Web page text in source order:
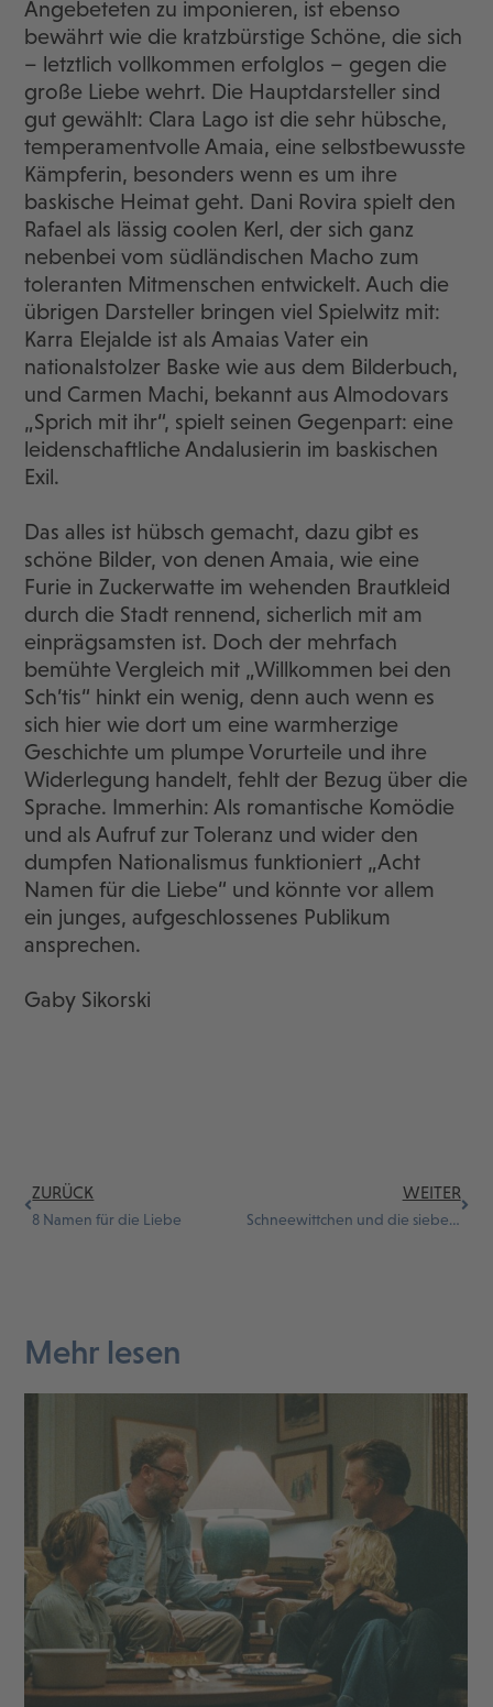
Angebeteten zu imponieren, ist ebenso
bewährt wie die kratzbürstige Schöne, die sich
– letztlich vollkommen erfolglos – gegen die
große Liebe wehrt. Die Hauptdarsteller sind
gut gewählt: Clara Lago ist die sehr hübsche,
temperamentvolle Amaia, eine selbstbewusste
Kämpferin, besonders wenn es um ihre
baskische Heimat geht. Dani Rovira spielt den
Rafael als lässig coolen Kerl, der sich ganz
nebenbei vom südländischen Macho zum
toleranten Mitmenschen entwickelt. Auch die
übrigen Darsteller bringen viel Spielwitz mit:
Karra Elejalde ist als Amaias Vater ein
nationalstolzer Baske wie aus dem Bilderbuch,
und Carmen Machi, bekannt aus Almodovars
„Sprich mit ihr“, spielt seinen Gegenpart: eine
leidenschaftliche Andalusierin im baskischen
Exil.
Das alles ist hübsch gemacht, dazu gibt es
schöne Bilder, von denen Amaia, wie eine
Furie in Zuckerwatte im wehenden Brautkleid
durch die Stadt rennend, sicherlich mit am
einprägsamsten ist. Doch der mehrfach
bemühte Vergleich mit „Willkommen bei den
Sch’tis“ hinkt ein wenig, denn auch wenn es
sich hier wie dort um eine warmherzige
Geschichte um plumpe Vorurteile und ihre
Widerlegung handelt, fehlt der Bezug über die
Sprache. Immerhin: Als romantische Komödie
und als Aufruf zur Toleranz und wider den
dumpfen Nationalismus funktioniert „Acht
Namen für die Liebe“ und könnte vor allem
ein junges, aufgeschlossenes Publikum
ansprechen.
Gaby Sikorski
ZURÜCK
8 Namen für die Liebe
WEITER
Schneewittchen und die sieben Zwerge
Mehr lesen